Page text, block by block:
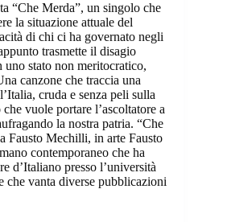
“Che Merda”, un singolo che
la situazione attuale del
di chi ci ha governato negli
trasmette il disagio
uno stato non meritocratico,
canzone che traccia una
cruda e senza peli sulla
vuole portare l’ascoltatore a
la nostra patria. “Che
Fausto Mechilli, in arte Fausto
contemporaneo che ha
d’Italiano presso l’università
vanta diverse pubblicazioni